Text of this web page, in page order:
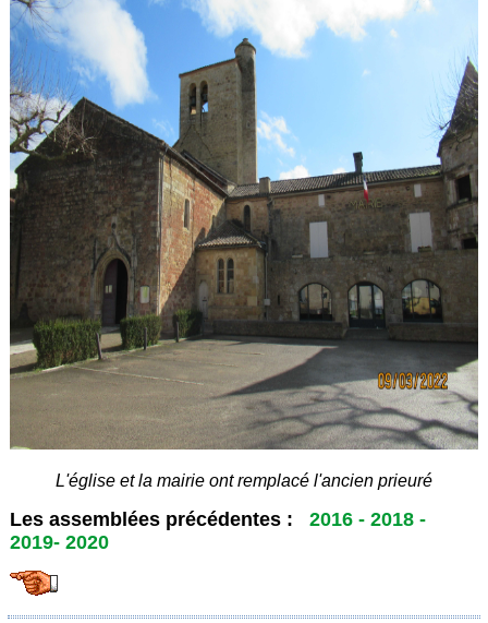
L'église et la mairie ont remplacé l'ancien prieuré
Les assemblées précédentes : 2016 -2018 -
2019-2020